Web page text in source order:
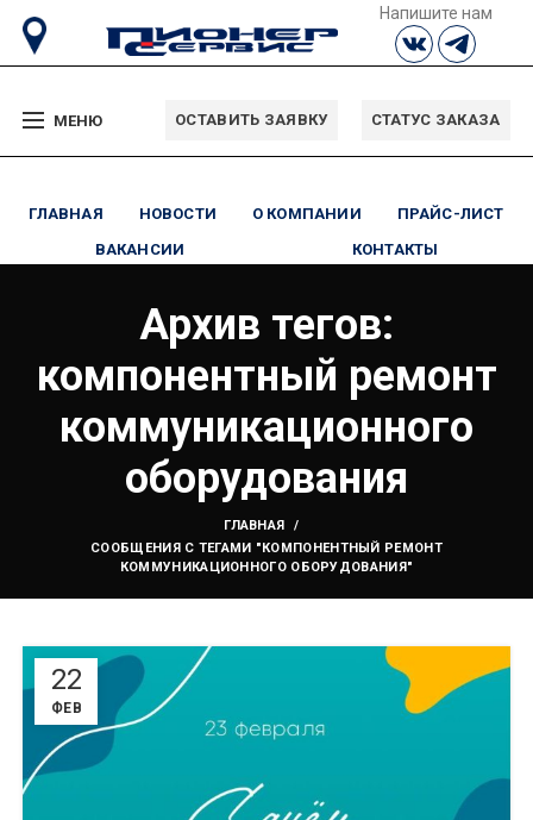
Напишите нам
МЕНЮ ОСТАВИТЬ ЗАЯВКУ СТАТУС ЗАКАЗА
ГЛАВНАЯ НОВОСТИ О КОМПАНИИ
ПРАЙС-ЛИСТ
ВАКАНСИИ
КОНТАКТЫ
Архив тегов:
компонентный ремонт
коммуникационного
оборудования
ГЛАВНАЯ
СООБЩЕНИЯ С ТЕГАМИ "КОМПОНЕНТНЫЙ РЕМОНТ
КОММУНИКАЦИОННОГО ОБОРУДОВАНИЯ"
22
ФЕВ